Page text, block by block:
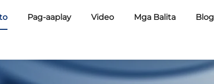
Pag-aaplay Video Mga Balita Blog